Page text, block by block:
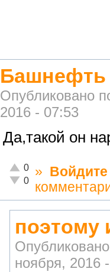
Башнефть
Опубликовано
2016 - 07:53
Да,такой он
Отлично!
0
Неадекватно!
0
» Войдите
поэтому
ноября, 2016